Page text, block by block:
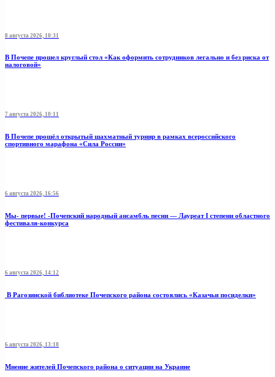
8 августа 2026, 10:31
В Почепе прошел круглый стол «Как оформить сотрудников легально и без риска от
налоговой»
7 августа 2026, 10:11
В Почепе прошёл открытый шахматный турнир в рамках всероссийского
спортивного марафона «Сила России»
6 августа 2026, 16:56
Мы- первые! -Почепский народный ансамбль песни — Лауреат I степени областного
фестиваля-конкурса
6 августа 2026, 14:12
В Рагозинской библиотеке Почепского района состоялись «Казачьи посиделки»
6 августа 2026, 13:10
Мнение жителей Почепского района о ситуации на Украине